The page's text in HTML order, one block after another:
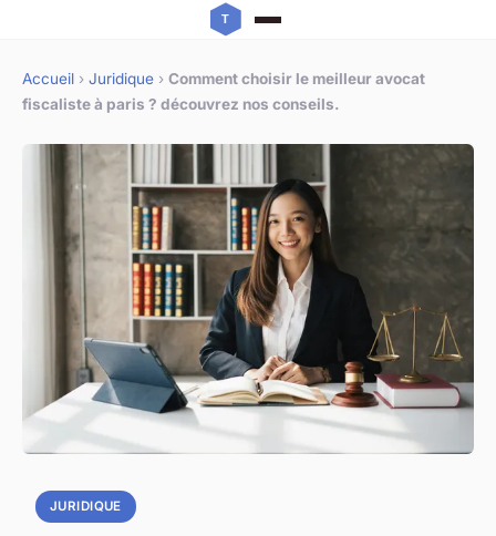
Accueil › Juridique › Comment choisir le meilleur avocat
fiscaliste à paris ? découvrez nos conseils.
JURIDIQUE